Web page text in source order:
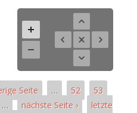
Seite … 52
53
… nächste Seite ›
letzte